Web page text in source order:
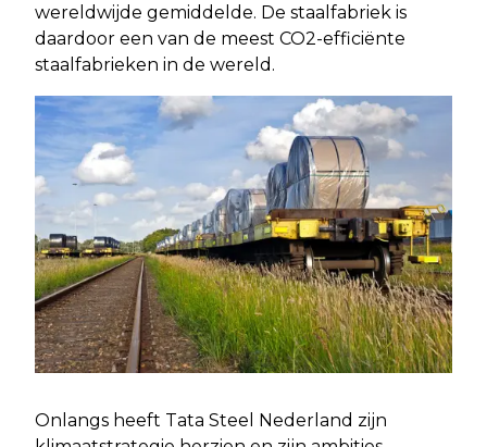
wereldwijde gemiddelde. De staalfabriek is
daardoor een van de meest CO2-efficiënte
staalfabrieken in de wereld.
Onlangs heeft Tata Steel Nederland zijn